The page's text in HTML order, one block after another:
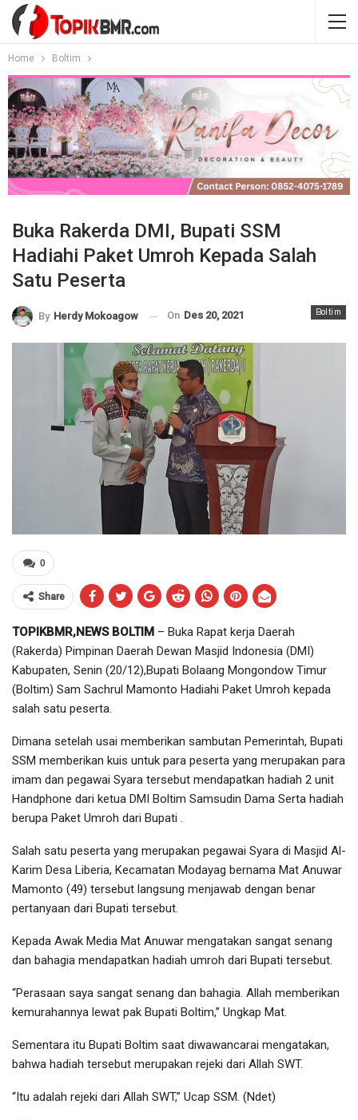
Home Boltim
Buka Rakerda DMI, Bupati SSM
Hadiahi Paket Umroh Kepada Salah
Satu Peserta
Boltim
By Herdy Mokoagow On Des 20, 2021
0
Share
TOPIKBMR,NEWS BOLTIM – Buka Rapat kerja Daerah
(Rakerda) Pimpinan Daerah Dewan Masjid Indonesia (DMI)
Kabupaten, Senin (20/12),Bupati Bolaang Mongondow Timur
(Boltim) Sam Sachrul Mamonto Hadiahi Paket Umroh kepada
salah satu peserta.
Dimana setelah usai memberikan sambutan Pemerintah, Bupati
SSM memberikan kuis untuk para peserta yang merupakan para
imam dan pegawai Syara tersebut mendapatkan hadiah 2 unit
Handphone dari ketua DMI Boltim Samsudin Dama Serta hadiah
berupa Paket Umroh dari Bupati .
Salah satu peserta yang merupakan pegawai Syara di Masjid Al-
Karim Desa Liberia, Kecamatan Modayag bernama Mat Anuwar
Mamonto (49) tersebut langsung menjawab dengan benar
pertanyaan dari Bupati tersebut.
Kepada Awak Media Mat Anuwar mengatakan sangat senang
dan bahagia mendapatkan hadiah umroh dari Bupati tersebut.
“Perasaan saya sangat senang dan bahagia. Allah memberikan
kemurahannya lewat pak Bupati Boltim,” Ungkap Mat.
Sementara itu Bupati Boltim saat diwawancarai mengatakan,
bahwa hadiah tersebut merupakan rejeki dari Allah SWT.
“Itu adalah rejeki dari Allah SWT,” Ucap SSM. (Ndet)